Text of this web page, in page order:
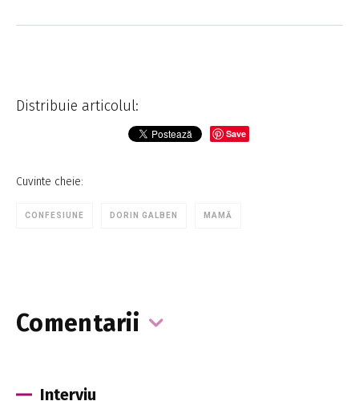
Distribuie articolul:
Save
Cuvinte cheie:
CONFESIUNE DORIN GALBEN MAMĂ
Comentarii
Interviu